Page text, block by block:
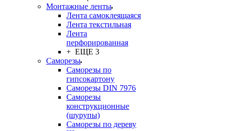
Монтажные ленты
Лента самоклеящаяся
Лента текстильная
Лента
перфорированная
+ ЕЩЕ 3
Саморезы
Саморезы по
гипсокартону
Саморезы DIN 7976
Саморезы
конструкционные
(шурупы)
Саморезы по дереву